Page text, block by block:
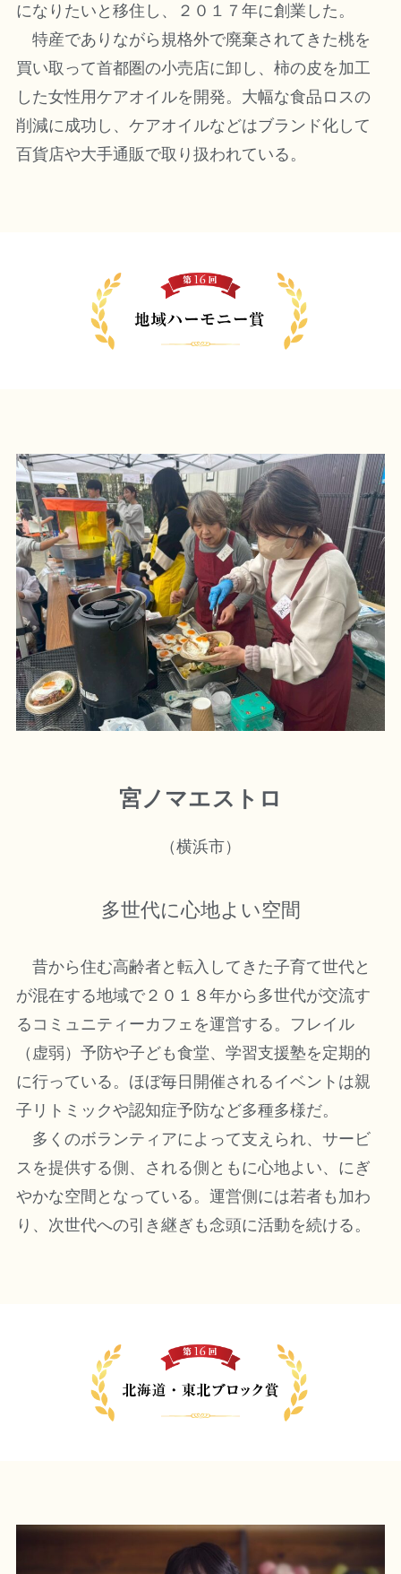
になりたいと移住し、２０１７年に創業した。
特産でありながら規格外で廃棄されてきた桃を
買い取って首都圏の小売店に卸し、柿の皮を加工
した女性用ケアオイルを開発。大幅な食品ロスの
削減に成功し、ケアオイルなどはブランド化して
百貨店や大手通販で取り扱われている。
宮ノマエストロ
（横浜市）
多世代に心地よい空間
昔から住む高齢者と転入してきた子育て世代と
が混在する地域で２０１８年から多世代が交流す
るコミュニティーカフェを運営する。フレイル
（虚弱）予防や子ども食堂、学習支援塾を定期的
に行っている。ほぼ毎日開催されるイベントは親
子リトミックや認知症予防など多種多様だ。
多くのボランティアによって支えられ、サービ
スを提供する側、される側ともに心地よい、にぎ
やかな空間となっている。運営側には若者も加わ
り、次世代への引き継ぎも念頭に活動を続ける。